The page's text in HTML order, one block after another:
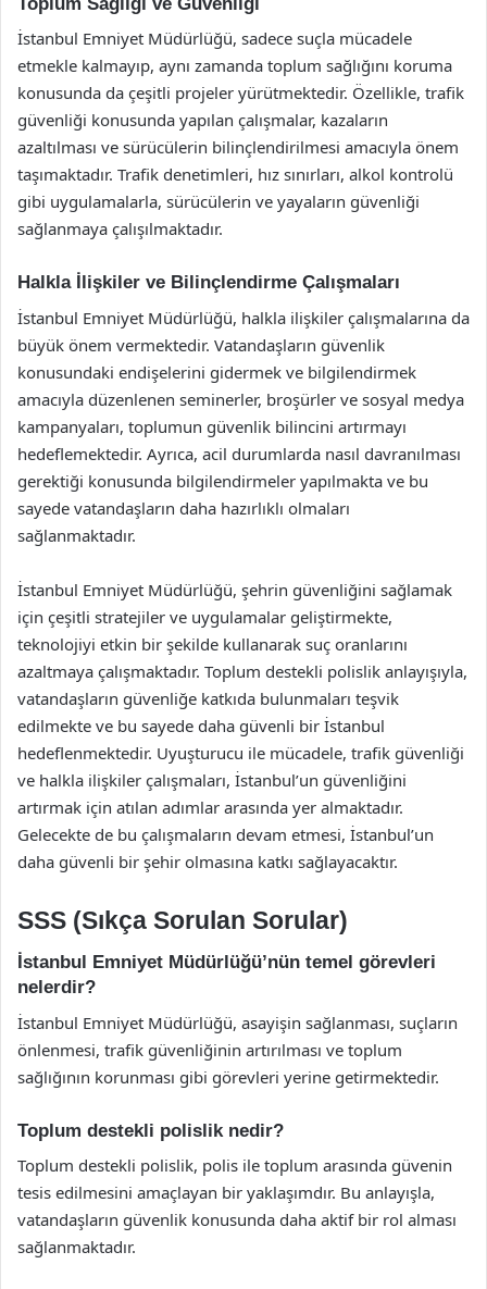
İstanbul Emniyet Müdürlüğü, sadece suçla mücadele
etmekle kalmayıp, aynı zamanda toplum sağlığını koruma
konusunda da çeşitli projeler yürütmektedir. Özellikle, trafik
güvenliği konusunda yapılan çalışmalar, kazaların
azaltılması ve sürücülerin bilinçlendirilmesi amacıyla önem
taşımaktadır. Trafik denetimleri, hız sınırları, alkol kontrolü
gibi uygulamalarla, sürücülerin ve yayaların güvenliği
sağlanmaya çalışılmaktadır.
Halkla İlişkiler ve Bilinçlendirme Çalışmaları
İstanbul Emniyet Müdürlüğü, halkla ilişkiler çalışmalarına da
büyük önem vermektedir. Vatandaşların güvenlik
konusundaki endişelerini gidermek ve bilgilendirmek
amacıyla düzenlenen seminerler, broşürler ve sosyal medya
kampanyaları, toplumun güvenlik bilincini artırmayı
hedeflemektedir. Ayrıca, acil durumlarda nasıl davranılması
gerektiği konusunda bilgilendirmeler yapılmakta ve bu
sayede vatandaşların daha hazırlıklı olmaları
sağlanmaktadır.
İstanbul Emniyet Müdürlüğü, şehrin güvenliğini sağlamak
için çeşitli stratejiler ve uygulamalar geliştirmekte,
teknolojiyi etkin bir şekilde kullanarak suç oranlarını
azaltmaya çalışmaktadır. Toplum destekli polislik anlayışıyla,
vatandaşların güvenliğe katkıda bulunmaları teşvik
edilmekte ve bu sayede daha güvenli bir İstanbul
hedeflenmektedir. Uyuşturucu ile mücadele, trafik güvenliği
ve halkla ilişkiler çalışmaları, İstanbul’un güvenliğini
artırmak için atılan adımlar arasında yer almaktadır.
Gelecekte de bu çalışmaların devam etmesi, İstanbul’un
daha güvenli bir şehir olmasına katkı sağlayacaktır.
SSS (Sıkça Sorulan Sorular)
İstanbul Emniyet Müdürlüğü’nün temel görevleri
nelerdir?
İstanbul Emniyet Müdürlüğü, asayişin sağlanması, suçların
önlenmesi, trafik güvenliğinin artırılması ve toplum
sağlığının korunması gibi görevleri yerine getirmektedir.
Toplum destekli polislik nedir?
Toplum destekli polislik, polis ile toplum arasında güvenin
tesis edilmesini amaçlayan bir yaklaşımdır. Bu anlayışla,
vatandaşların güvenlik konusunda daha aktif bir rol alması
sağlanmaktadır.